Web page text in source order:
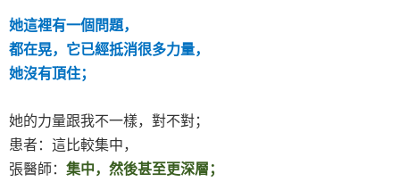
她這裡有一個問題，
都在晃，它已經抵消很多力量，
她沒有頂住；
她的力量跟我不一樣，對不對；
患者：這比較集中，
張醫師： 集中，然後甚至更深層；